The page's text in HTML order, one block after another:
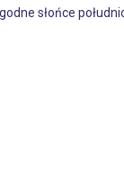
słońce